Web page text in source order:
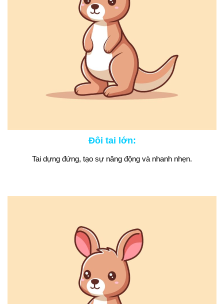
Đôi tai lớn:
Tai dựng đứng, tạo sự năng động và nhanh nhẹn.